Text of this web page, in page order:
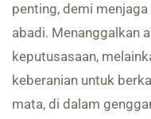
penting, demi
abadi. Menanggalkan
keputusasaan,
keberanian untuk
mata, di dalam